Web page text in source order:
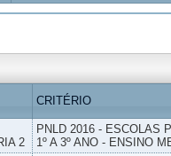
CRITÉRIO
2
PNLD 2016 - ESCOLAS
1º A 3º ANO - ENSINO